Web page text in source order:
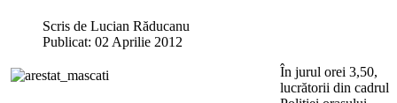
Scris de Lucian Răducanu
Publicat: 02 Aprilie 2012
În jurul orei 3,50,
lucrătorii din cadrul